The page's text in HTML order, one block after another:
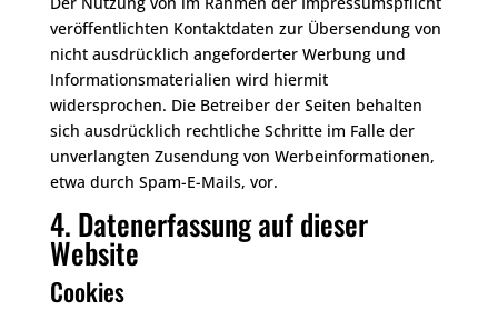
veröffentlichten Kontaktdaten zur Übersendung von
nicht ausdrücklich angeforderter Werbung und
Informationsmaterialien wird hiermit
widersprochen. Die Betreiber der Seiten behalten
sich ausdrücklich rechtliche Schritte im Falle der
unverlangten Zusendung von Werbeinformationen,
etwa durch Spam-E-Mails, vor.
4. Datenerfassung auf dieser
Website
Cookies